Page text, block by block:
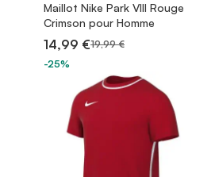
Maillot Nike Park VIII Rouge
Crimson pour Homme
14,99 €19,99 €
-25%